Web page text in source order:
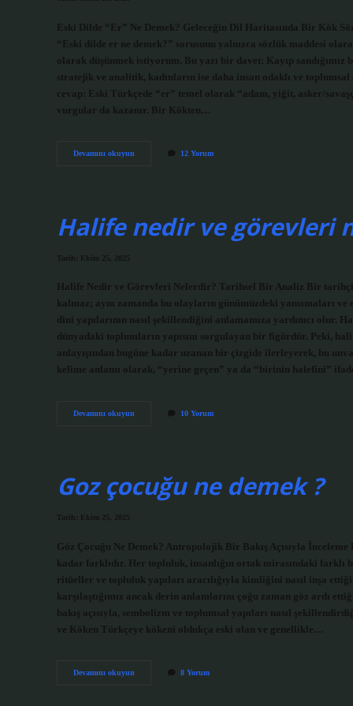
Eski Dilde “Er” Ne Demek? Geleceğin Dil Haritasında Bir Kök
“Eski dilde er ne demek?” sorusunu yalnızca sözlük maddesi
olarak düşünmek istiyorum. Bu yazı bir davet: Kayıp
stratejik ve analitik, kadınların ise daha insan odaklı ve
cevap: Eski Türkçede “er” temel olarak “adam, yiğit, asker/
vurgular da kazanır. Bir Kökten…
Devamını okuyun 12 Yorum
Halife nedir ve görevleri
Tarih: Ekim 25, 2025
Halife Nedir ve Görevleri Nelerdir? Tarihsel Bir Analiz Bir tarihçi
kalmaz; aynı zamanda bu olayların günümüzdeki yansımaları
dini yapılarının nasıl şekillendiğini anlamamıza yardımcı olur.
dünyadaki toplumların yapısını sorgulayan bir figürdür. Peki,
anlayışından bugüne kadar uzanan bir çizgide ilerleyerek, bu
kelime anlamı olarak, “yerine geçen” ya da “birinin halefini”
Devamını okuyun 10 Yorum
Goz çocuğu ne demek ?
Tarih: Ekim 25, 2025
Göz Çocuğu Ne Demek? Antropolojik Bir Bakış Açısıyla
kadar farklıdır. Her topluluk, insanlığın ortak mirasındaki
ritüeller ve topluluk yapıları aracılığıyla kimliğini nasıl inşa
karşılaştığımız ancak derin anlamlarını çoğu zaman göz ardı
bakış açısıyla, sembolizm ve toplumsal yapıları nasıl
ve Köken Türkçeye kökeni oldukça eski olan ve genellikle…
Devamını okuyun 8 Yorum